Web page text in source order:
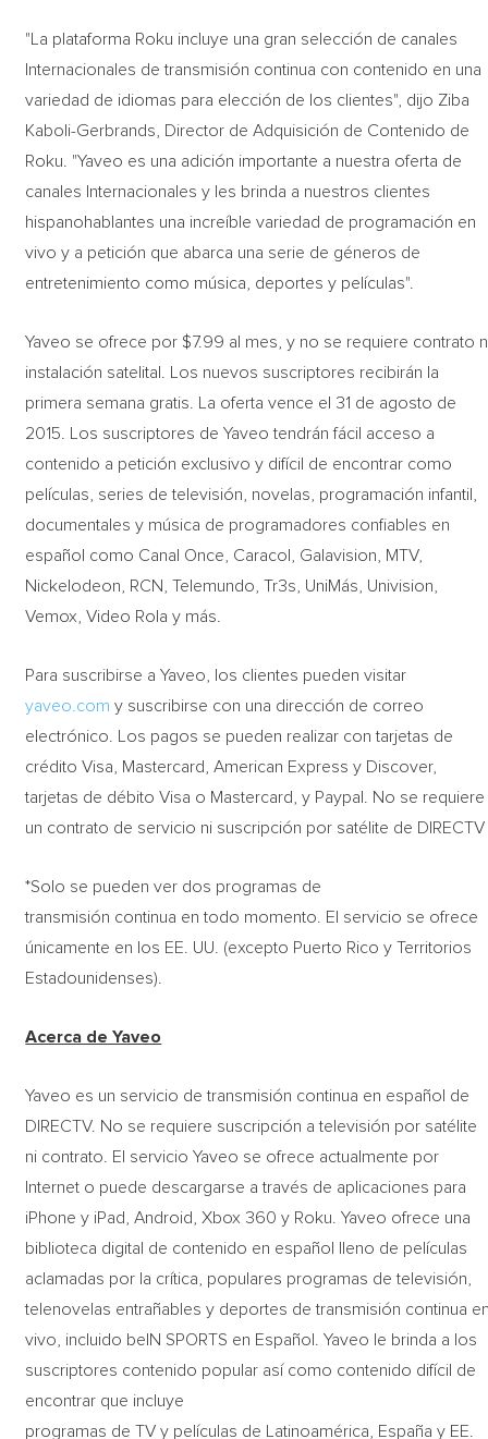
"La plataforma Roku incluye una gran selección de canales
Internacionales de transmisión continua con contenido en una
variedad de idiomas para elección de los clientes", dijo Ziba
Kaboli-Gerbrands, Director de Adquisición de Contenido de
Roku. "Yaveo es una adición importante a nuestra oferta de
canales Internacionales y les brinda a nuestros clientes
hispanohablantes una increíble variedad de programación en
vivo y a petición que abarca una serie de géneros de
entretenimiento como música, deportes y películas".
Yaveo se ofrece por $7.99 al mes, y no se requiere contrato
instalación satelital. Los nuevos suscriptores recibirán la
primera semana gratis. La oferta vence el 31 de agosto de
2015. Los suscriptores de Yaveo tendrán fácil acceso a
contenido a petición exclusivo y difícil de encontrar como
películas, series de televisión, novelas, programación infantil,
documentales y música de programadores confiables en
español como Canal Once, Caracol, Galavision, MTV,
Nickelodeon, RCN, Telemundo, Tr3s, UniMás, Univision,
Vemox, Video Rola y más.
Para suscribirse a Yaveo, los clientes pueden visitar
yaveo.com y suscribirse con una dirección de correo
electrónico. Los pagos se pueden realizar con tarjetas de
crédito Visa, Mastercard, American Express y Discover,
tarjetas de débito Visa o Mastercard, y Paypal. No se requiere
un contrato de servicio ni suscripción por satélite de DIRECTV
*Solo se pueden ver dos programas de
transmisión continua en todo momento. El servicio se ofrece
únicamente en los EE. UU. (excepto Puerto Rico y Territorios
Estadounidenses).
Acerca de Yaveo
Yaveo es un servicio de transmisión continua en español de
DIRECTV. No se requiere suscripción a televisión por satélite
ni contrato. El servicio Yaveo se ofrece actualmente por
Internet o puede descargarse a través de aplicaciones para
iPhone y iPad, Android, Xbox 360 y Roku. Yaveo ofrece una
biblioteca digital de contenido en español lleno de películas
aclamadas por la crítica, populares programas de televisión,
telenovelas entrañables y deportes de transmisión continua
vivo, incluido beIN SPORTS en Español. Yaveo le brinda a los
suscriptores contenido popular así como contenido difícil de
encontrar que incluye
programas de TV y películas de Latinoamérica, España y EE.